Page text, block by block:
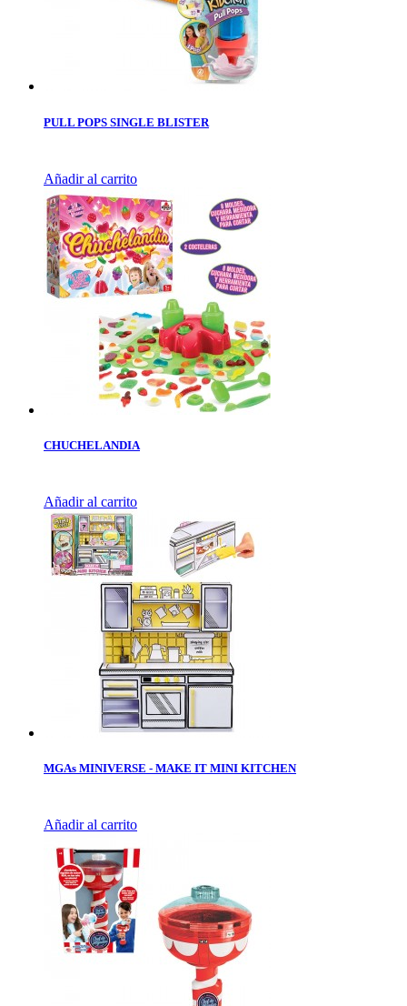
PULL POPS SINGLE BLISTER
Añadir al carrito
CHUCHELANDIA
Añadir al carrito
MGAs MINIVERSE - MAKE IT MINI KITCHEN
Añadir al carrito